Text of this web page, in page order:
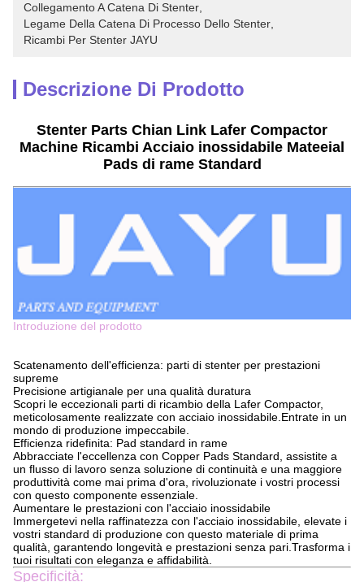
Collegamento A Catena Di Stenter
Legame Della Catena Di Processo Dello Stenter
Ricambi Per Stenter JAYU
Descrizione Di Prodotto
Stenter Parts Chian Link Lafer Compactor
Machine Ricambi Acciaio inossidabile Mateeial
Pads di rame Standard
Introduzione del prodotto
Scatenamento dell'efficienza: parti di stenter per prestazioni
supreme
Precisione artigianale per una qualità duratura
Scopri le eccezionali parti di ricambio della Lafer Compactor,
meticolosamente realizzate con acciaio inossidabile.Entrate in un
mondo di produzione impeccabile.
Efficienza ridefinita: Pad standard in rame
Abbracciate l'eccellenza con Copper Pads Standard, assistite a
un flusso di lavoro senza soluzione di continuità e una maggiore
produttività come mai prima d'ora, rivoluzionate i vostri processi
con questo componente essenziale.
Aumentare le prestazioni con l'acciaio inossidabile
Immergetevi nella raffinatezza con l'acciaio inossidabile, elevate i
vostri standard di produzione con questo materiale di prima
qualità, garantendo longevità e prestazioni senza pari.Trasforma i
tuoi risultati con eleganza e affidabilità.
Specificità: